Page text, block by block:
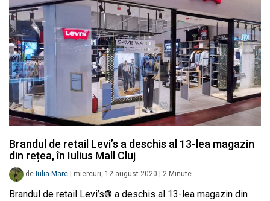
Brandul de retail Levi’s a deschis al 13-lea magazin
din rețea, în Iulius Mall Cluj
de Iulia Marc miercuri, 12 august 2020 2 Minute
Brandul de retail Levi’s® a deschis al 13-lea magazin din